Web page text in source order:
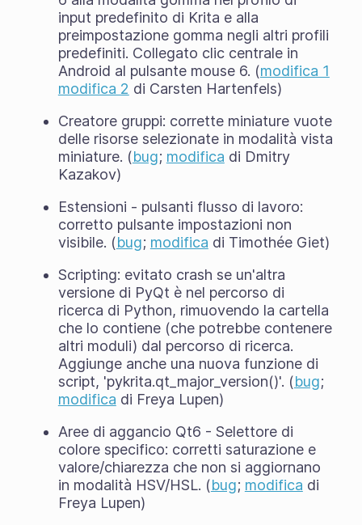
input predefinito di Krita e alla
preimpostazione gomma negli altri profili
predefiniti. Collegato clic centrale in
Android al pulsante mouse 6. (modifica 1
modifica 2 di Carsten Hartenfels)
Creatore gruppi: corrette miniature vuote
delle risorse selezionate in modalità vista
miniature. (bug; modifica di Dmitry
Kazakov)
Estensioni - pulsanti flusso di lavoro:
corretto pulsante impostazioni non
visibile. (bug; modifica di Timothée Giet)
Scripting: evitato crash se un'altra
versione di PyQt è nel percorso di
ricerca di Python, rimuovendo la cartella
che lo contiene (che potrebbe contenere
altri moduli) dal percorso di ricerca.
Aggiunge anche una nuova funzione di
script, 'pykrita.qt_major_version()'. (bug;
modifica di Freya Lupen)
Aree di aggancio Qt6 - Selettore di
colore specifico: corretti saturazione e
valore/chiarezza che non si aggiornano
in modalità HSV/HSL. (bug; modifica di
Freya Lupen)